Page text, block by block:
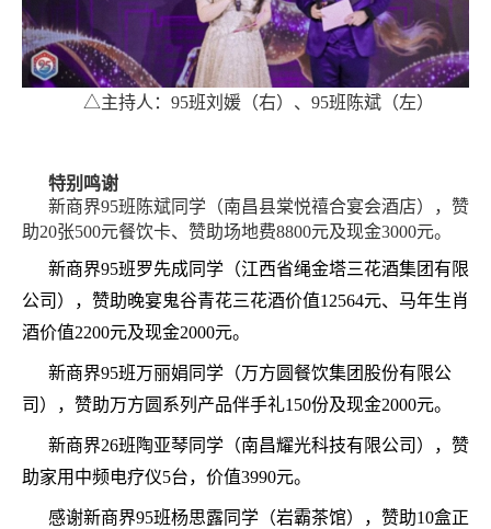
△主持人： 95班刘媛（右）、95班陈斌（左）
特别鸣谢
新商界95班陈斌同学（南昌县棠悦禧合宴会酒店），赞
助20张500元餐饮卡、赞助场地费8800元及现金3000元。
新商界95班罗先成同学（江西省绳金塔三花酒集团有限
公司），赞助晚宴鬼谷青花三花酒价值12564元、马年生肖
酒价值2200元及现金2000元。
新商界95班万丽娟同学（万方圆餐饮集团股份有限公
司），赞助万方圆系列产品伴手礼150份及现金2000元。
新商界26班陶亚琴同学（南昌耀光科技有限公司），赞
助家用中频电疗仪5台，价值3990元。
感谢新商界95班杨思露同学（岩霸茶馆），赞助10盒正